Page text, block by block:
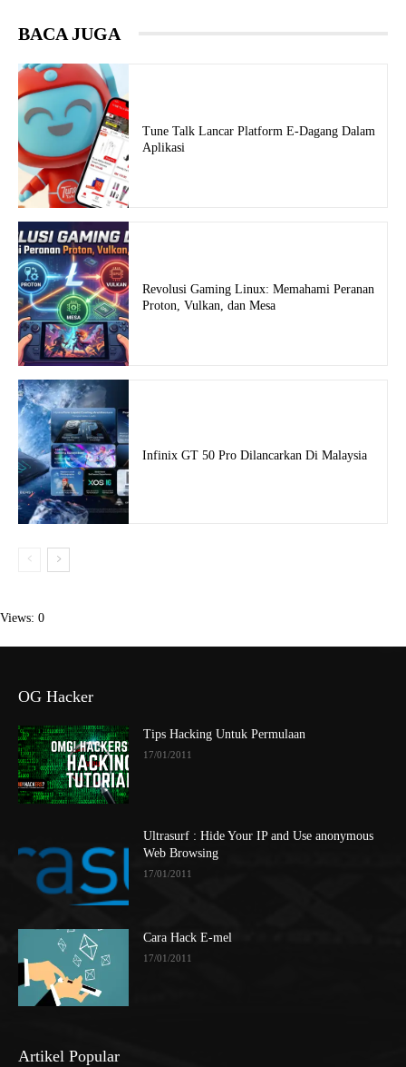
BACA JUGA
Tune Talk Lancar Platform E-Dagang Dalam
Aplikasi
Revolusi Gaming Linux: Memahami Peranan
Proton, Vulkan, dan Mesa
Infinix GT 50 Pro Dilancarkan Di Malaysia
Views: 0
OG Hacker
Tips Hacking Untuk Permulaan
17/01/2011
Ultrasurf : Hide Your IP and Use anonymous
Web Browsing
17/01/2011
Cara Hack E-mel
17/01/2011
Artikel Popular